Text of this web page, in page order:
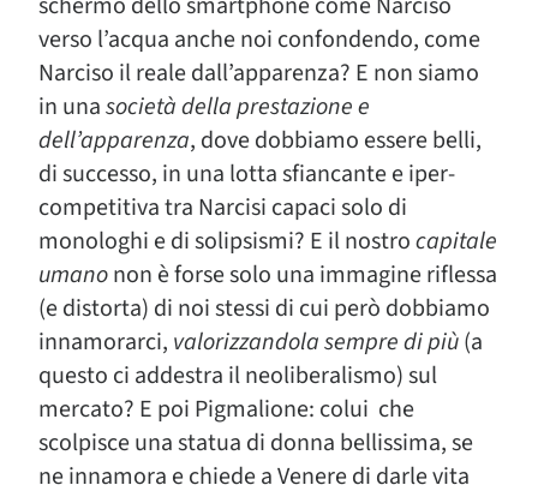
verso l’acqua anche noi confondendo, come
Narciso il reale dall’apparenza? E non siamo
in unasocietà della prestazione e
dell’apparenza, dove dobbiamo essere belli,
di successo, in una lotta sfiancante e iper-
competitiva tra Narcisi capaci solo di
monologhi e di solipsismi? E il nostrocapitale
umanonon è forse solo una immagine riflessa
(e distorta) di noi stessi di cui però dobbiamo
innamorarci, valorizzandola sempre di più(a
questo ci addestra il neoliberalismo) sul
mercato? E poi Pigmalione: colui che
scolpisce una statua di donna bellissima, se
ne innamora e chiede a Venere di darle vita